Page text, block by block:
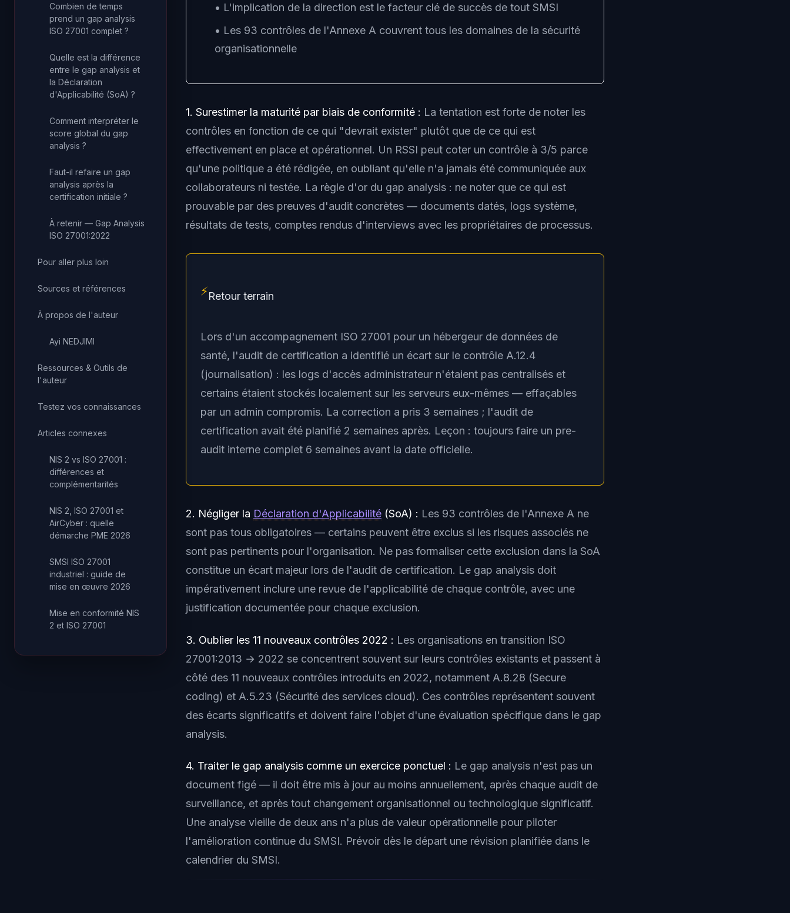
Combien de temps
prend un gap analysis
ISO 27001 complet ?
Quelle est la différence
entre le gap analysis et
la Déclaration
d'Applicabilité (SoA) ?
Comment interpréter le
score global du gap
analysis ?
Faut-il refaire un gap
analysis après la
certification initiale ?
À retenir — Gap Analysis
ISO 27001:2022
Pour aller plus loin
Sources et références
À propos de l'auteur
Ayi NEDJIMI
Ressources & Outils de
l'auteur
Testez vos connaissances
Articles connexes
NIS 2 vs ISO 27001 :
différences et
complémentarités
NIS 2, ISO 27001 et
AirCyber : quelle
démarche PME 2026
SMSI ISO 27001
industriel : guide de
mise en œuvre 2026
Mise en conformité NIS
2 et ISO 27001
• L'implication de la direction est le facteur clé de succès de tout SMSI
• Les 93 contrôles de l'Annexe A couvrent tous les domaines de la sécurité
organisationnelle
1. Surestimer la maturité par biais de conformité : La tentation est forte de noter les
contrôles en fonction de ce qui "devrait exister" plutôt que de ce qui est
effectivement en place et opérationnel. Un RSSI peut coter un contrôle à 3/5 parce
qu'une politique a été rédigée, en oubliant qu'elle n'a jamais été communiquée aux
collaborateurs ni testée. La règle d'or du gap analysis : ne noter que ce qui est
prouvable par des preuves d'audit concrètes — documents datés, logs système,
résultats de tests, comptes rendus d'interviews avec les propriétaires de processus.
⚡Retour terrain
Lors d'un accompagnement ISO 27001 pour un hébergeur de données de
santé, l'audit de certification a identifié un écart sur le contrôle A.12.4
(journalisation) : les logs d'accès administrateur n'étaient pas centralisés et
certains étaient stockés localement sur les serveurs eux-mêmes — effaçables
par un admin compromis. La correction a pris 3 semaines ; l'audit de
certification avait été planifié 2 semaines après. Leçon : toujours faire un pre-
audit interne complet 6 semaines avant la date officielle.
2. Négliger la Déclaration d'Applicabilité (SoA) : Les 93 contrôles de l'Annexe A ne
sont pas tous obligatoires — certains peuvent être exclus si les risques associés ne
sont pas pertinents pour l'organisation. Ne pas formaliser cette exclusion dans la SoA
constitue un écart majeur lors de l'audit de certification. Le gap analysis doit
impérativement inclure une revue de l'applicabilité de chaque contrôle, avec une
justification documentée pour chaque exclusion.
3. Oublier les 11 nouveaux contrôles 2022 : Les organisations en transition ISO
27001:2013 → 2022 se concentrent souvent sur leurs contrôles existants et passent à
côté des 11 nouveaux contrôles introduits en 2022, notamment A.8.28 (Secure
coding) et A.5.23 (Sécurité des services cloud). Ces contrôles représentent souvent
des écarts significatifs et doivent faire l'objet d'une évaluation spécifique dans le gap
analysis.
4. Traiter le gap analysis comme un exercice ponctuel : Le gap analysis n'est pas un
document figé — il doit être mis à jour au moins annuellement, après chaque audit de
surveillance, et après tout changement organisationnel ou technologique significatif.
Une analyse vieille de deux ans n'a plus de valeur opérationnelle pour piloter
l'amélioration continue du SMSI. Prévoir dès le départ une révision planifiée dans le
calendrier du SMSI.